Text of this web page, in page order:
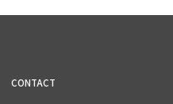
CONTACT